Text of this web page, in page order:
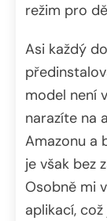
režim pro
Asi každý
model není
narazíte na
Amazonu a
je však bez
Osobně mi
aplikací,